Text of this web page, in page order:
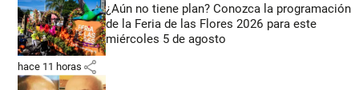
¿Aún no tiene plan? Conozca la programación
de la Feria de las Flores 2026 para este
miércoles 5 de agosto
hace 11 horas share